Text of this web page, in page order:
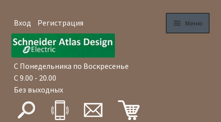
Меню
Вход Регистрация
Главная
Магазин
Перейти
навигации
Перейти
содержимому
С Понедельника по Воскресенье
С 9.00 - 20.00
Без выходных